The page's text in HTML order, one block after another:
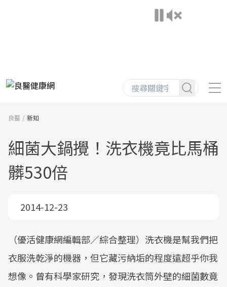
良醫 新知
細菌大鍋攪！洗衣機竟比馬桶
髒530倍
2014-12-23
（優活健康網編輯部／綜合整理）洗衣機是幫我們把
衣服洗乾淨的機器，但它藏污納垢的程度遠超乎你我
想像。曾有科學家研究，發現洗衣筒外壁的細菌數竟